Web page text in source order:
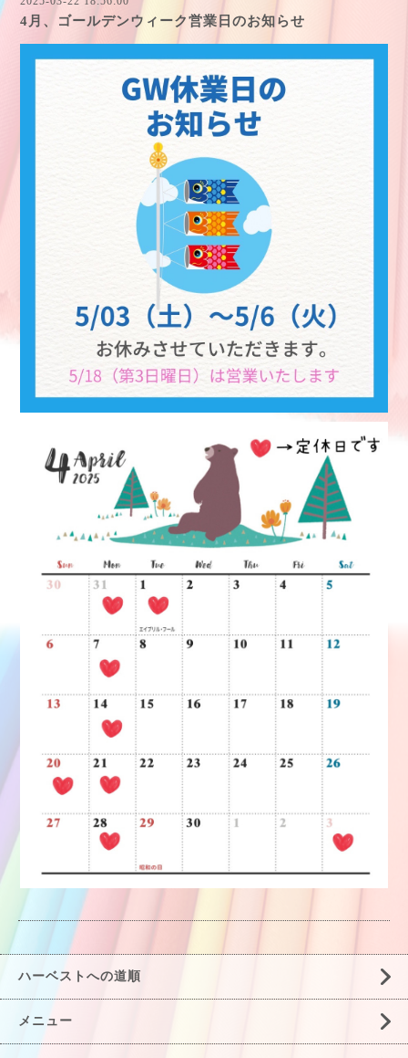
4月、ゴールデンウィーク営業日のお知らせ
ハーベストへの道順
メニュー